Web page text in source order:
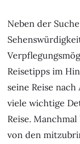
Neben der
Reisetipps im
seine Reise
viele wichtige
Reise.
von den